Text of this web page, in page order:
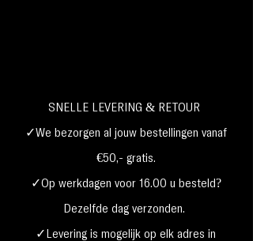
SNELLE LEVERING & RETOUR
✓We bezorgen al jouw bestellingen vanaf
€50,- gratis.
✓Op werkdagen voor 16.00 u besteld?
Dezelfde dag verzonden.
✓Levering is mogelijk op elk adres in